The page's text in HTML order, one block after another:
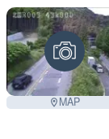
MAP